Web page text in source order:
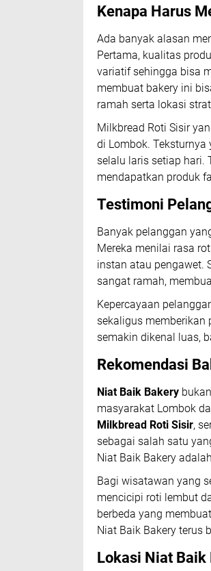
Kenapa Harus
Ada banyak alasan
Pertama, kualitas
variatif sehingga bisa
membuat bakery ini
ramah serta lokasi
Milkbread Roti Sisir
di Lombok.
selalu laris setiap hari.
mendapatkan produk
Testimoni
Banyak pelanggan
Mereka menilai rasa
instan atau pengawet.
sangat ramah,
Kepercayaan
sekaligus memberikan
semakin dikenal luas,
Rekomendasi
Niat Baik Bakery
masyarakat Lombok
Milkbread Roti Sisir,
sebagai salah satu
Niat Baik Bakery
Bagi wisatawan yang
mencicipi roti lembut
berbeda yang
Niat Baik Bakery terus
Lokasi Niat Baik